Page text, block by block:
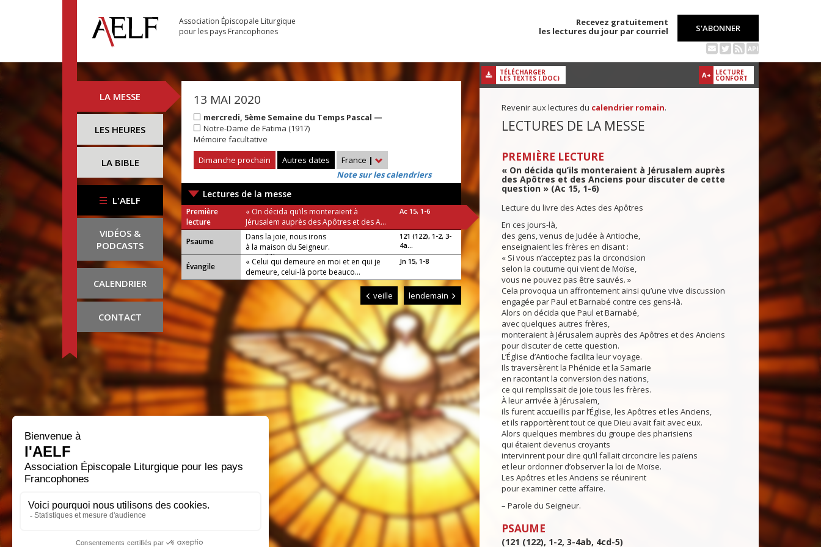
Association Épiscopale Liturgique
pour les pays Francophones
Recevez gratuitement
les lectures du jour par courriel
S'ABONNER
API
LA MESSE
LES HEURES
LA BIBLE
L'AELF
VIDÉOS &
PODCASTS
CALENDRIER
CONTACT
13 MAI 2020
mercredi, 5ème Semaine du Temps Pascal —
Notre-Dame de Fatima (1917)
Mémoire facultative
Dimanche prochain
Autres dates France |
Note sur les calendriers
Lectures de la messe
Première
lecture
« On décida qu’ils monteraient à
Jérusalem auprès des Apôtres et des A...
Ac 15, 1-6
Psaume
Dans la joie, nous irons
à la maison du Seigneur.
ou : Alléluia !
121 (122), 1-2, 3-
4a...
Évangile
« Celui qui demeure en moi et en qui je
demeure, celui-là porte beauco...
Jn 15, 1-8
veille lendemain
A+ LECTURE
CONFORT
TÉLÉCHARGER
LES TEXTES (.DOC)
Revenir aux lectures du calendrier romain.
LECTURES DE LA MESSE
PREMIÈRE LECTURE
« On décida qu’ils monteraient à Jérusalem auprès
des Apôtres et des Anciens pour discuter de cette
question » (Ac 15, 1-6)
Lecture du livre des Actes des Apôtres
En ces jours-là,
des gens, venus de Judée à Antioche,
enseignaient les frères en disant :
« Si vous n’acceptez pas la circoncision
selon la coutume qui vient de Moïse,
vous ne pouvez pas être sauvés. »
Cela provoqua un affrontement ainsi qu’une vive discussion
engagée par Paul et Barnabé contre ces gens-là.
Alors on décida que Paul et Barnabé,
avec quelques autres frères,
monteraient à Jérusalem auprès des Apôtres et des Anciens
pour discuter de cette question.
L’Église d’Antioche facilita leur voyage.
Ils traversèrent la Phénicie et la Samarie
en racontant la conversion des nations,
ce qui remplissait de joie tous les frères.
À leur arrivée à Jérusalem,
ils furent accueillis par l’Église, les Apôtres et les Anciens,
et ils rapportèrent tout ce que Dieu avait fait avec eux.
Alors quelques membres du groupe des pharisiens
qui étaient devenus croyants
intervinrent pour dire qu’il fallait circoncire les païens
et leur ordonner d’observer la loi de Moïse.
Les Apôtres et les Anciens se réunirent
pour examiner cette affaire.
– Parole du Seigneur.
PSAUME
(121 (122), 1-2, 3-4ab, 4cd-5)